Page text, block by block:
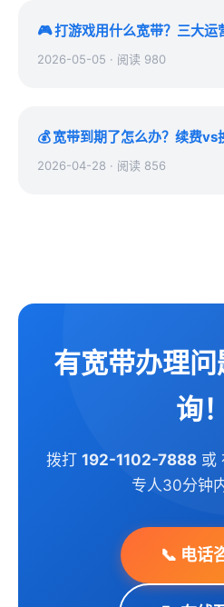
🎮 打游戏用什么宽带？三大运
2026-05-05 · 阅读 980
💰 宽带到期了怎么办？续费vs
2026-04-28 · 阅读 856
有宽带办理
询！
拨打 192-1102-7888 或
专人30分钟
📞 电话